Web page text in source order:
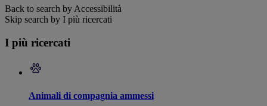
Back to search by Accessibilità
Skip search by I più ricercati
I più ricercati
Animali di compagnia ammessi